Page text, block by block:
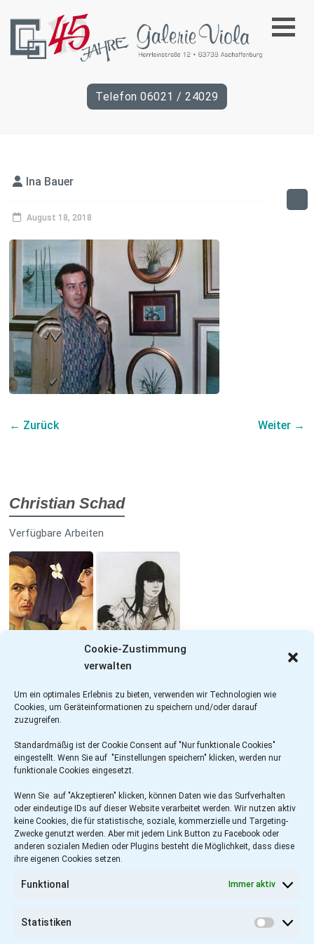
Cookie-Zustimmung
verwalten
Um ein optimales Erlebnis zu bieten, verwenden wir Technologien wie
Cookies, um Geräteinformationen zu speichern und/oder darauf
zuzugreifen.
Standardmäßig ist der Cookie Consent auf "Nur funktionale Cookies"
eingestellt. Wenn Sie auf "Einstellungen speichern" klicken, werden nur
funktionale Cookies eingesetzt.
Wenn Sie auf "Akzeptieren" klicken, können Daten wie das Surfverhalten
oder eindeutige IDs auf dieser Website verarbeitet werden. Wir nutzen aktiv
keine Cookies, die für statistische, soziale, kommerzielle und Targeting-
Zwecke genutzt werden. Aber mit jedem Link Button zu Facebook oder
anderen sozialen Medien oder Plugins besteht die Möglichkeit, dass diese
ihre eigenen Cookies setzen.
Funktional Immer aktiv
Statistiken
Viola
Telefon 06021 / 24029
Ina Bauer
August 18, 2018
← Zurück Weiter →
Christian Schad
Verfügbare Arbeiten